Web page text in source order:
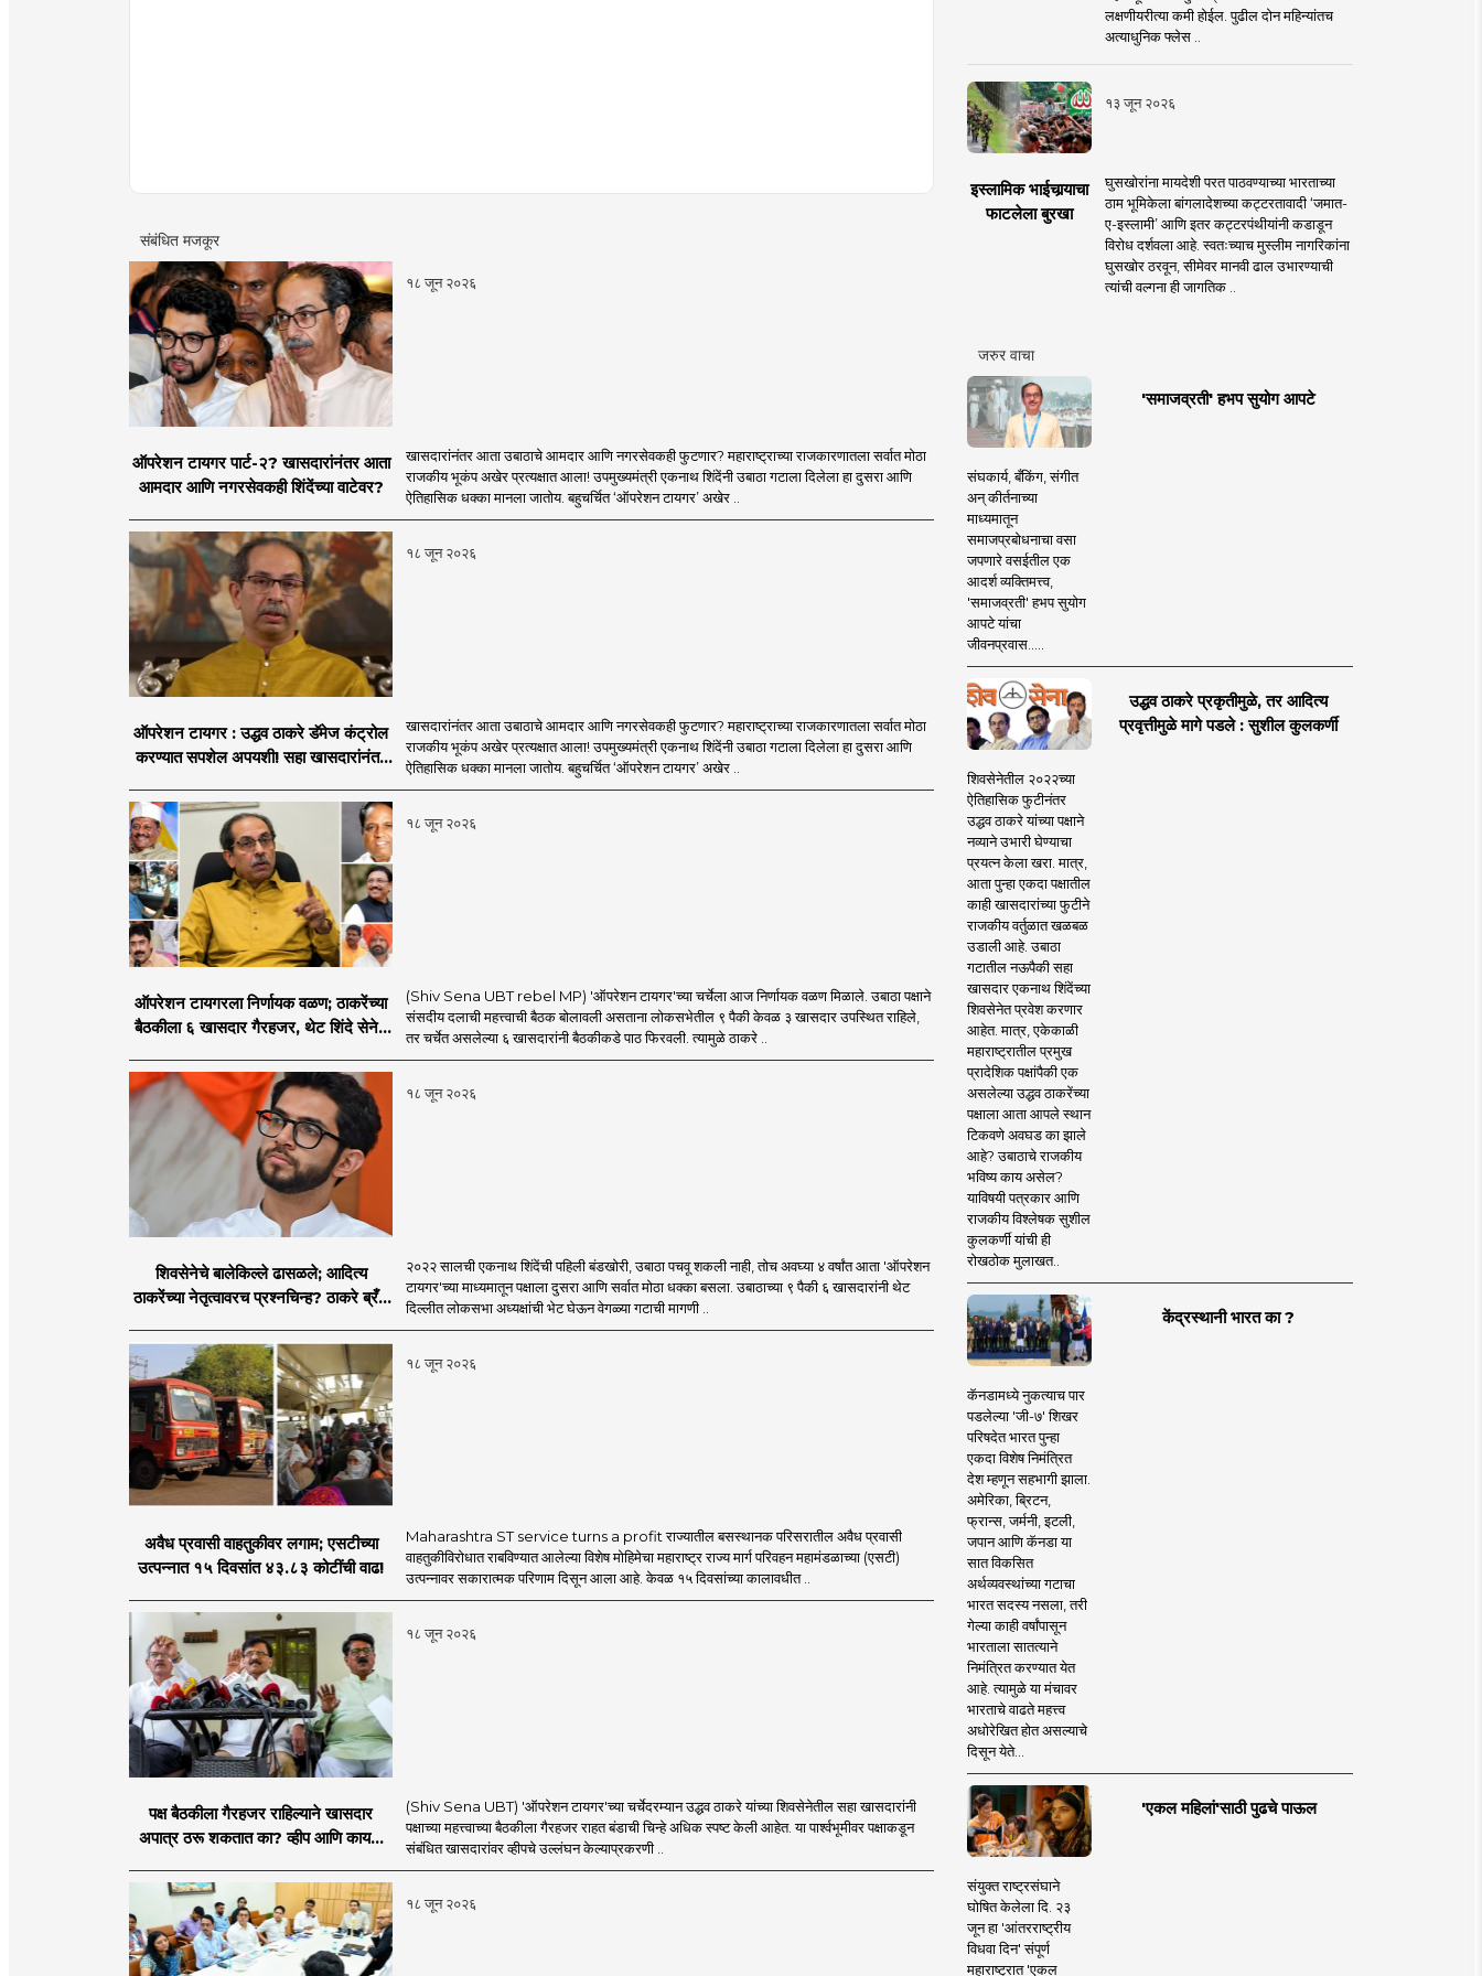
संबंधित मजकूर
१८ जून २०२६
ऑपरेशन टायगर पार्ट-२? खासदारांनंतर आता
आमदार आणि नगरसेवकही शिंदेंच्या वाटेवर?
खासदारांनंतर आता उबाठाचे आमदार आणि नगरसेवकही फुटणार? महाराष्ट्राच्या राजकारणातला सर्वात मोठा
राजकीय भूकंप अखेर प्रत्यक्षात आला! उपमुख्यमंत्री एकनाथ शिंदेंनी उबाठा गटाला दिलेला हा दुसरा आणि
ऐतिहासिक धक्का मानला जातोय. बहुचर्चित ‘ऑपरेशन टायगर’ अखेर ..
१८ जून २०२६
ऑपरेशन टायगर : उद्धव ठाकरे डॅमेज कंट्रोल
करण्यात सपशेल अपयशी! सहा खासदारांनंतर
चर्चा सुरू
खासदारांनंतर आता उबाठाचे आमदार आणि नगरसेवकही फुटणार? महाराष्ट्राच्या राजकारणातला सर्वात मोठा
राजकीय भूकंप अखेर प्रत्यक्षात आला! उपमुख्यमंत्री एकनाथ शिंदेंनी उबाठा गटाला दिलेला हा दुसरा आणि
ऐतिहासिक धक्का मानला जातोय. बहुचर्चित ‘ऑपरेशन टायगर’ अखेर ..
१८ जून २०२६
ऑपरेशन टायगरला निर्णायक वळण; ठाकरेंच्या
बैठकीला ६ खासदार गैरहजर, थेट शिंदे सेनेत
(Shiv Sena UBT rebel MP) 'ऑपरेशन टायगर'च्या चर्चेला आज निर्णायक वळण मिळाले. उबाठा पक्षाने
संसदीय दलाची महत्त्वाची बैठक बोलावली असताना लोकसभेतील ९ पैकी केवळ ३ खासदार उपस्थित राहिले,
तर चर्चेत असलेल्या ६ खासदारांनी बैठकीकडे पाठ फिरवली. त्यामुळे ठाकरे ..
१८ जून २०२६
शिवसेनेचे बालेकिल्ले ढासळले; आदित्य
ठाकरेंच्या नेतृत्वावरच प्रश्नचिन्ह? ठाकरे ब्रँड
२०२२ सालची एकनाथ शिंदेंची पहिली बंडखोरी, उबाठा पचवू शकली नाही, तोच अवघ्या ४ वर्षांत आता 'ऑपरेशन
टायगर'च्या माध्यमातून पक्षाला दुसरा आणि सर्वात मोठा धक्का बसला. उबाठाच्या ९ पैकी ६ खासदारांनी थेट
दिल्लीत लोकसभा अध्यक्षांची भेट घेऊन वेगळ्या गटाची मागणी ..
१८ जून २०२६
अवैध प्रवासी वाहतुकीवर लगाम; एसटीच्या
उत्पन्नात १५ दिवसांत ४३.८३ कोटींची वाढ!
Maharashtra ST service turns a profit राज्यातील बसस्थानक परिसरातील अवैध प्रवासी
वाहतुकीविरोधात राबविण्यात आलेल्या विशेष मोहिमेचा महाराष्ट्र राज्य मार्ग परिवहन महामंडळाच्या (एसटी)
उत्पन्नावर सकारात्मक परिणाम दिसून आला आहे. केवळ १५ दिवसांच्या कालावधीत ..
१८ जून २०२६
पक्ष बैठकीला गैरहजर राहिल्याने खासदार
अपात्र ठरू शकतात का? व्हीप आणि कायदा
(Shiv Sena UBT) 'ऑपरेशन टायगर'च्या चर्चेदरम्यान उद्धव ठाकरे यांच्या शिवसेनेतील सहा खासदारांनी
पक्षाच्या महत्त्वाच्या बैठकीला गैरहजर राहत बंडाची चिन्हे अधिक स्पष्ट केली आहेत. या पार्श्वभूमीवर पक्षाकडून
संबंधित खासदारांवर व्हीपचे उल्लंघन केल्याप्रकरणी ..
१८ जून २०२६
लक्षणीयरीत्या कमी होईल. पुढील दोन महिन्यांतच
अत्याधुनिक फ्लेस ..
१३ जून २०२६
इस्लामिक भाईचार्‍याचा
फाटलेला बुरखा
घुसखोरांना मायदेशी परत पाठवण्याच्या भारताच्या
ठाम भूमिकेला बांगलादेशच्या कट्टरतावादी ‘जमात-
ए-इस्लामी’ आणि इतर कट्टरपंथीयांनी कडाडून
विरोध दर्शवला आहे. स्वतःच्याच मुस्लीम नागरिकांना
घुसखोर ठरवून, सीमेवर मानवी ढाल उभारण्याची
त्यांची वल्गना ही जागतिक ..
जरुर वाचा
'समाजव्रती' हभप सुयोग आपटे
संघकार्य, बँकिंग, संगीत
अन् कीर्तनाच्या
माध्यमातून
समाजप्रबोधनाचा वसा
जपणारे वसईतील एक
आदर्श व्यक्तिमत्त्व,
'समाजव्रती' हभप सुयोग
आपटे यांचा
जीवनप्रवास.....
उद्धव ठाकरे प्रकृतीमुळे, तर आदित्य
प्रवृत्तीमुळे मागे पडले : सुशील कुलकर्णी
शिवसेनेतील २०२२च्या
ऐतिहासिक फुटीनंतर
उद्धव ठाकरे यांच्या पक्षाने
नव्याने उभारी घेण्याचा
प्रयत्न केला खरा. मात्र,
आता पुन्हा एकदा पक्षातील
काही खासदारांच्या फुटीने
राजकीय वर्तुळात खळबळ
उडाली आहे. उबाठा
गटातील नऊपैकी सहा
खासदार एकनाथ शिंदेंच्या
शिवसेनेत प्रवेश करणार
आहेत. मात्र, एकेकाळी
महाराष्ट्रातील प्रमुख
प्रादेशिक पक्षांपैकी एक
असलेल्या उद्धव ठाकरेंच्या
पक्षाला आता आपले स्थान
टिकवणे अवघड का झाले
आहे? उबाठाचे राजकीय
भविष्य काय असेल?
याविषयी पत्रकार आणि
राजकीय विश्लेषक सुशील
कुलकर्णी यांची ही
रोखठोक मुलाखत..
केंद्रस्थानी भारत का ?
कॅनडामध्ये नुकत्याच पार
पडलेल्या 'जी-७' शिखर
परिषदेत भारत पुन्हा
एकदा विशेष निमंत्रित
देश म्हणून सहभागी झाला.
अमेरिका, ब्रिटन,
फ्रान्स, जर्मनी, इटली,
जपान आणि कॅनडा या
सात विकसित
अर्थव्यवस्थांच्या गटाचा
भारत सदस्य नसला, तरी
गेल्या काही वर्षांपासून
भारताला सातत्याने
निमंत्रित करण्यात येत
आहे. त्यामुळे या मंचावर
भारताचे वाढते महत्त्व
अधोरेखित होत असल्याचे
दिसून येते...
'एकल महिलां'साठी पुढचे पाऊल
संयुक्त राष्ट्रसंघाने
घोषित केलेला दि. २३
जून हा 'आंतरराष्ट्रीय
विधवा दिन' संपूर्ण
महाराष्ट्रात 'एकल